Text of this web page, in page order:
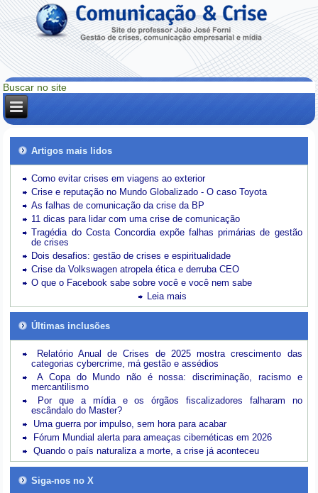
Artigos mais lidos
Como evitar crises em viagens ao exterior
Crise e reputação no Mundo Globalizado - O caso Toyota
As falhas de comunicação da crise da BP
11 dicas para lidar com uma crise de comunicação
Tragédia do Costa Concordia expõe falhas primárias de gestão
de crises
Dois desafios: gestão de crises e espiritualidade
Crise da Volkswagen atropela ética e derruba CEO
O que o Facebook sabe sobre você e você nem sabe
Leia mais
Últimas inclusões
Relatório Anual de Crises de 2025 mostra crescimento das
categorias cybercrime, má gestão e assédios
A Copa do Mundo não é nossa: discriminação, racismo e
mercantilismo
Por que a mídia e os órgãos fiscalizadores falharam no
escândalo do Master?
Uma guerra por impulso, sem hora para acabar
Fórum Mundial alerta para ameaças cibernéticas em 2026
Quando o país naturaliza a morte, a crise já aconteceu
Siga-nos no X